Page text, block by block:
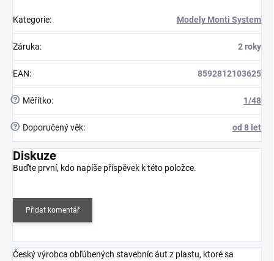
Kategorie: Modely Monti System
Záruka: 2 roky
EAN: 8592812103625
? Měřítko: 1/48
? Doporučený věk: od 8 let
Diskuze
Buďte první, kdo napíše příspěvek k této položce.
Přidat komentář
Český výrobca obľúbených stavebníc áut z plastu, ktoré sa